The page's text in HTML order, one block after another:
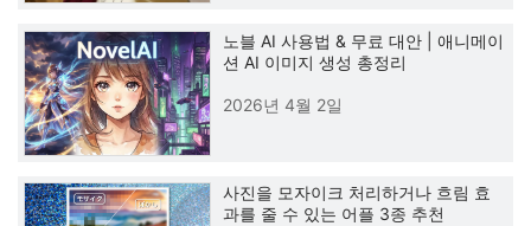
노블 AI 사용법 & 무료 대안 | 애니메이
션 AI 이미지 생성 총정리
2026년 4월 2일
사진을 모자이크 처리하거나 흐림 효
과를 줄 수 있는 어플 3종 추천